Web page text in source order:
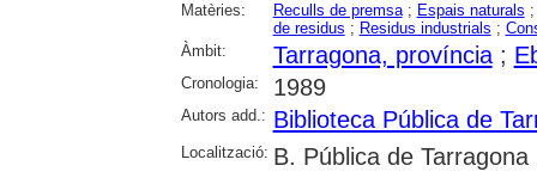
Matèries: Reculls de premsa; Espais naturals
de residus ; Residus industrials ;
Àmbit:
Tarragona, província;
Cronologia: 1989
Autors add.: Biblioteca Pública de
Localització: B. Pública de Tarragona